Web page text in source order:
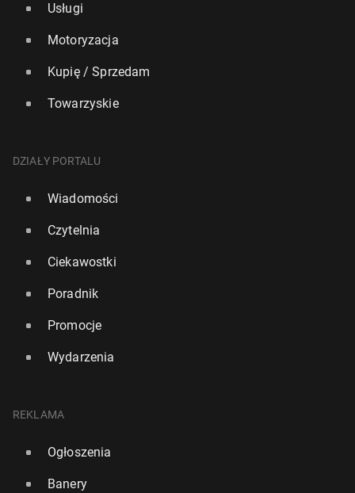
Usługi
Motoryzacja
Kupię / Sprzedam
Towarzyskie
DZIAŁY PORTALU
Wiadomości
Czytelnia
Ciekawostki
Poradnik
Promocje
Wydarzenia
REKLAMA
Ogłoszenia
Banery